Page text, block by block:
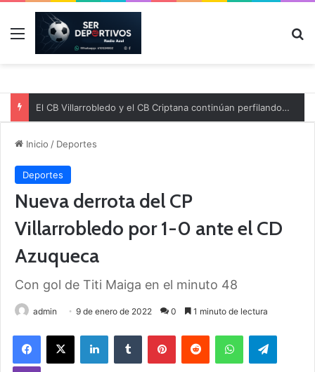
Menú
El CB Villarrobledo y el CB Criptana continúan perfilando sus plantillas
Inicio / Deportes
Deportes
Nueva derrota del CP
Villarrobledo por 1-0 ante el CD
Azuqueca
Con gol de Titi Maiga en el minuto 48
admin 9 de enero de 2022 0 1 minuto de lectura